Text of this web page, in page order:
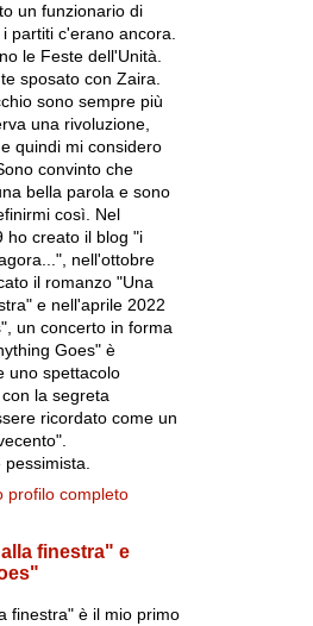
un funzionario di
partiti c'erano ancora.
le Feste dell'Unità.
sposato con Zaira.
sono sempre più
una rivoluzione,
quindi mi considero
convinto che
bella parola e sono
così. Nel
ho creato il blog "i
nell'ottobre
il romanzo "Una
e nell'aprile 2022
un concerto in forma
Goes" è
uno spettacolo
la segreta
ricordato come un
profilo completo
finestra" e
finestra" è il mio primo